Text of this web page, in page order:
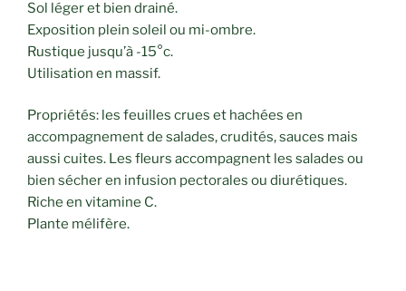
Sol léger et bien drainé.
Exposition plein soleil ou mi-ombre.
Rustique jusqu’à -15°c.
Utilisation en massif.
Propriétés: les feuilles crues et hachées en
accompagnement de salades, crudités, sauces mais
aussi cuites. Les fleurs accompagnent les salades ou
bien sécher en infusion pectorales ou diurétiques.
Riche en vitamine C.
Plante mélifère.